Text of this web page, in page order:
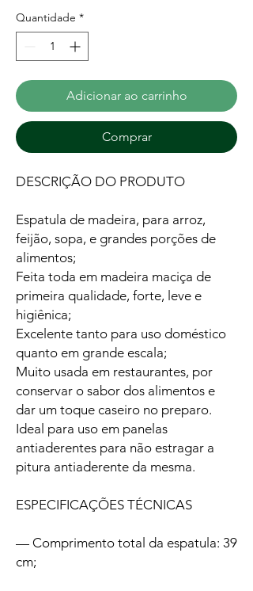
Quantidade *
Adicionar ao carrinho
Comprar
DESCRIÇÃO DO PRODUTO
Espatula de madeira, para arroz,
feijão, sopa, e grandes porções de
alimentos;
Feita toda em madeira maciça de
primeira qualidade, forte, leve e
higiênica;
Excelente tanto para uso doméstico
quanto em grande escala;
Muito usada em restaurantes, por
conservar o sabor dos alimentos e
dar um toque caseiro no preparo.
Ideal para uso em panelas
antiaderentes para não estragar a
pitura antiaderente da mesma.
ESPECIFICAÇÕES TÉCNICAS
— Comprimento total da espatula: 39
cm;